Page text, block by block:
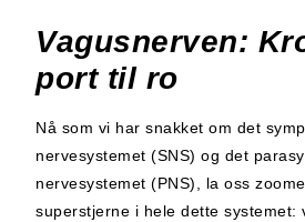
Vagusnerven:
port til ro
Nå som vi har snakket om det
nervesystemet (SNS) og det
nervesystemet (PNS), la oss
superstjerne i hele dette systemet: